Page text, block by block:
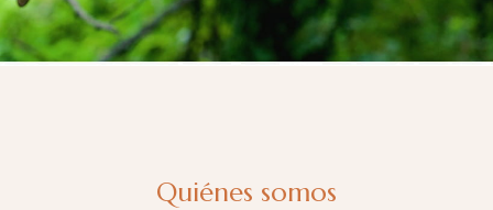
Quiénes somos